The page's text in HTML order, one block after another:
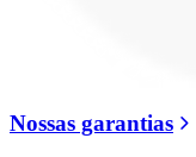
Nossas garantias